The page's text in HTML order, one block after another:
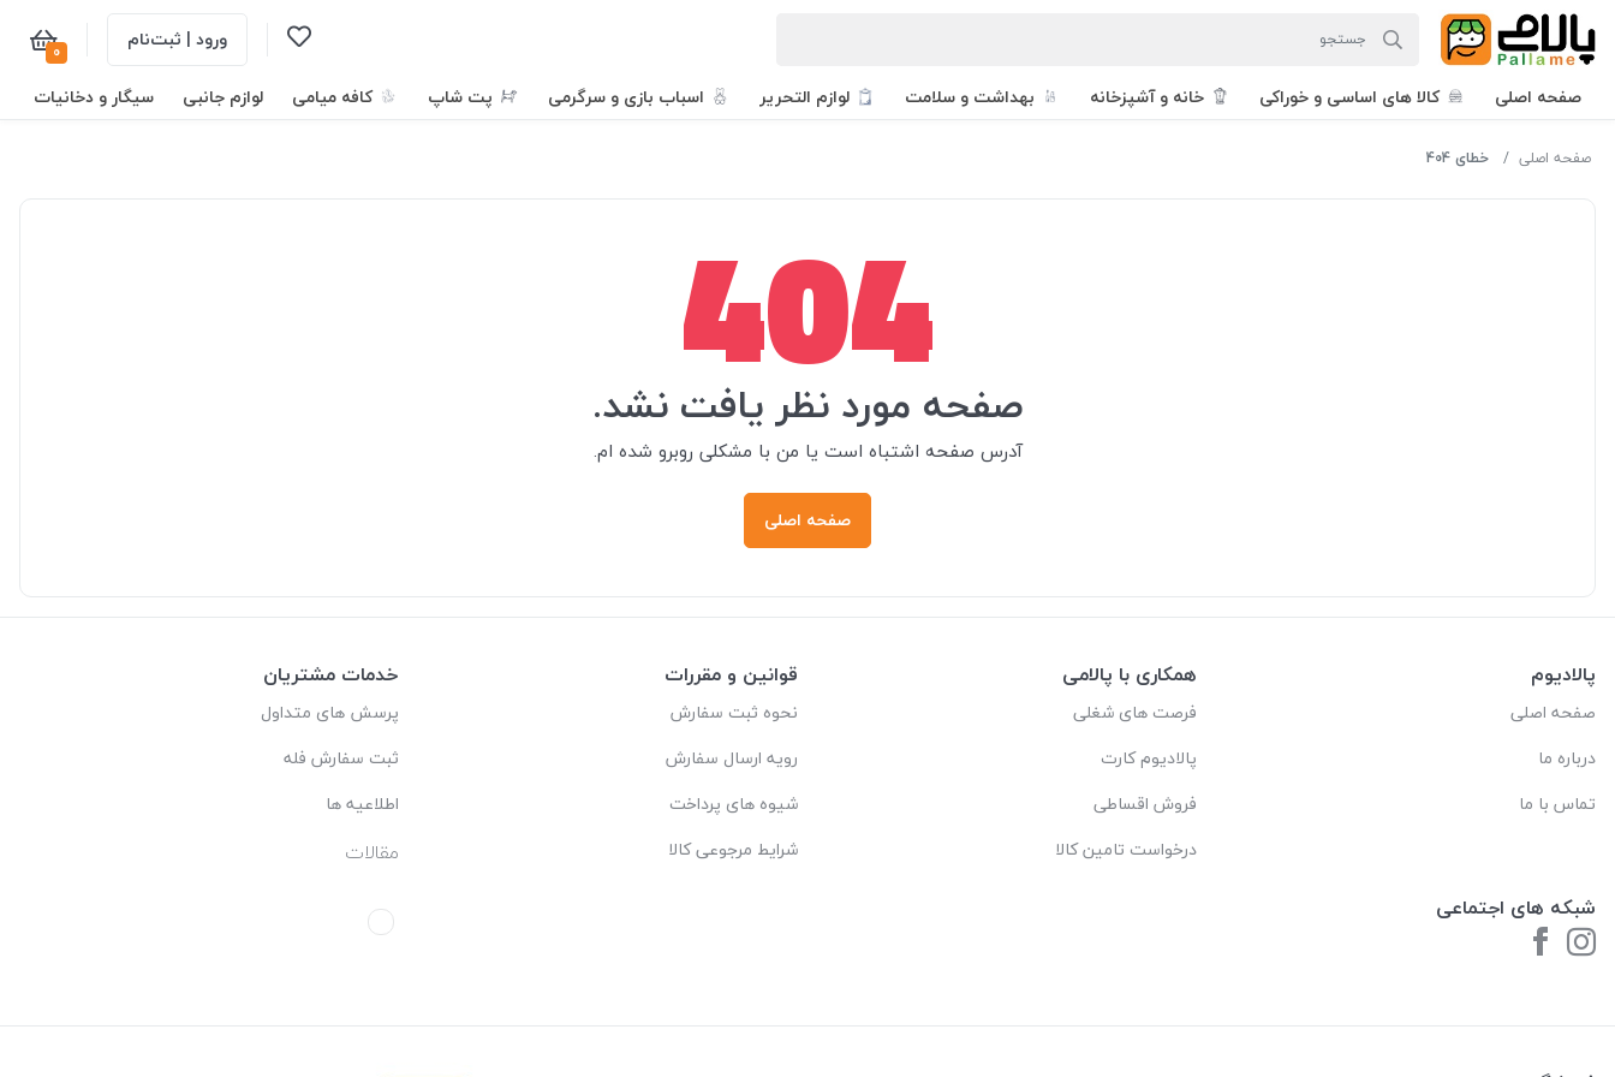
ورود | ثبت‌نام 0
صفحه اصلی کالا های اساسی و خوراکی خانه و آشپزخانه بهداشت و سلامت لوازم التحریر اسباب بازی و سرگرمی پت شاپ کافه میامی لوازم جانبی سیگار و دخانیات
صفحه اصلی خطای 404
404
صفحه مورد نظر یافت نشد.
آدرس صفحه اشتباه است یا من با مشکلی روبرو شده ام.
صفحه اصلی
پالادیوم
صفحه اصلی
درباره ما
تماس با ما
شبکه های اجتماعی
همکاری با پالامی
فرصت های شغلی
پالادیوم کارت
فروش اقساطی
درخواست تامین کالا
قوانین و مقررات
نحوه ثبت سفارش
رویه ارسال سفارش
شیوه های پرداخت
شرایط مرجوعی کالا
خدمات مشتریان
پرسش های متداول
ثبت سفارش فله
اطلاعیه ها
مقالات